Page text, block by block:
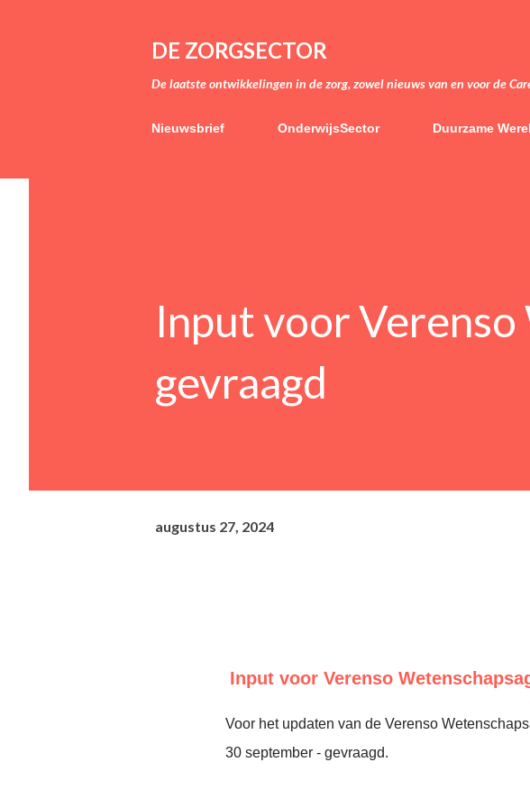
DE ZORGSECTOR
De laatste ontwikkelingen in de zorg, zowel nieuws van en voor de
Nieuwsbrief OnderwijsSector Duurzame
Input voor
gevraagd
augustus 27, 2024
Input voor Verenso
Voor het updaten van de Verenso
30 september - gevraagd.